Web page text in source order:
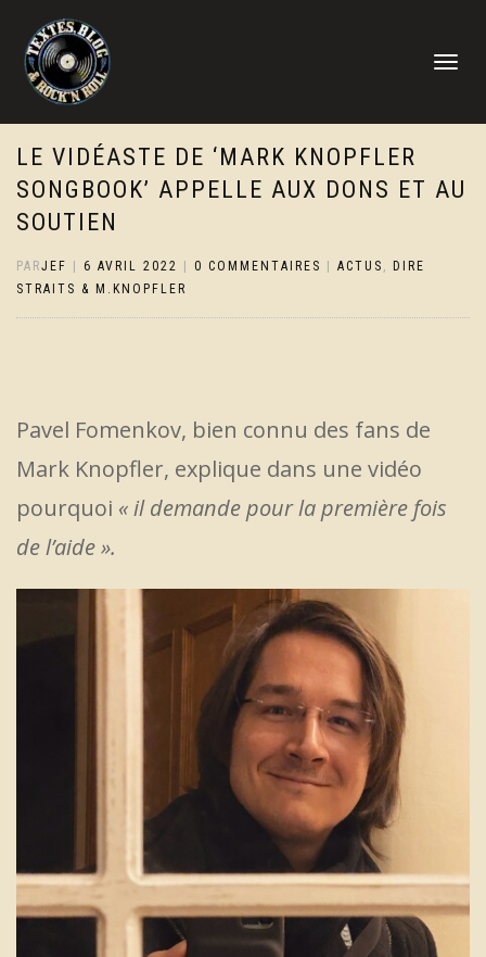
DÉPLIER
LE VIDÉASTE DE ‘MARK KNOPFLER
SONGBOOK’ APPELLE AUX DONS ET AU
SOUTIEN
PARJEF 6 AVRIL 2022 0 COMMENTAIRES ACTUS ,
DIRE
STRAITS & M.KNOPFLER
Pavel Fomenkov, bien connu des fans de
Mark Knopfler, explique dans une vidéo
pourquoi « il demande pour la première fois
de l’aide ».